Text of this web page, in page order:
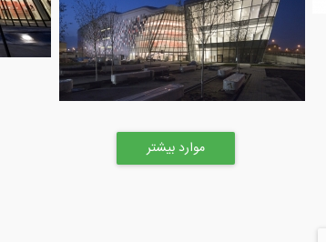
موارد بیشتر